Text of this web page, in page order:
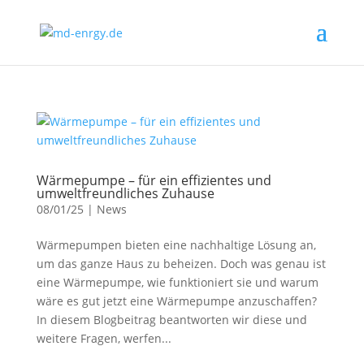
Wärmepumpe – für ein effizientes und
umweltfreundliches Zuhause
08/01/25 | News
Wärmepumpen bieten eine nachhaltige Lösung an,
um das ganze Haus zu beheizen. Doch was genau ist
eine Wärmepumpe, wie funktioniert sie und warum
wäre es gut jetzt eine Wärmepumpe anzuschaffen?
In diesem Blogbeitrag beantworten wir diese und
weitere Fragen, werfen...